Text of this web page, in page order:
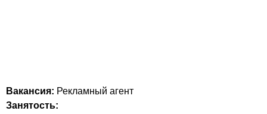
Вакансия: Рекламный агент
Занятость: